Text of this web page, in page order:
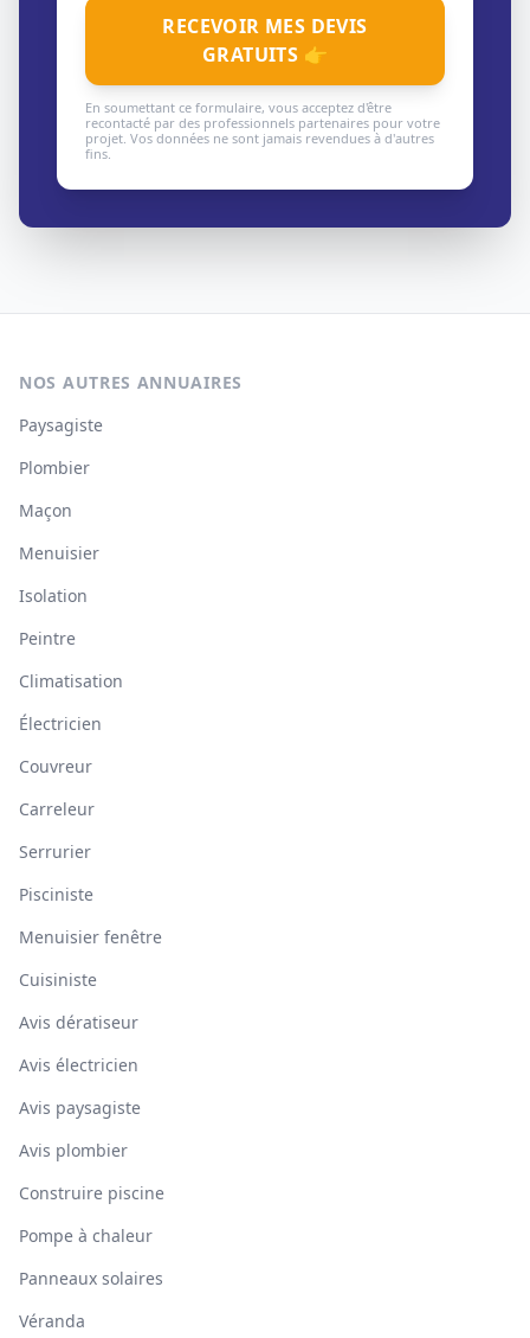
RECEVOIR MES DEVIS
GRATUITS 👉
En soumettant ce formulaire, vous acceptez d'être
recontacté par des professionnels partenaires pour votre
projet. Vos données ne sont jamais revendues à d'autres
fins.
NOS AUTRES ANNUAIRES
Paysagiste
Plombier
Maçon
Menuisier
Isolation
Peintre
Climatisation
Électricien
Couvreur
Carreleur
Serrurier
Pisciniste
Menuisier fenêtre
Cuisiniste
Avis dératiseur
Avis électricien
Avis paysagiste
Avis plombier
Construire piscine
Pompe à chaleur
Panneaux solaires
Véranda